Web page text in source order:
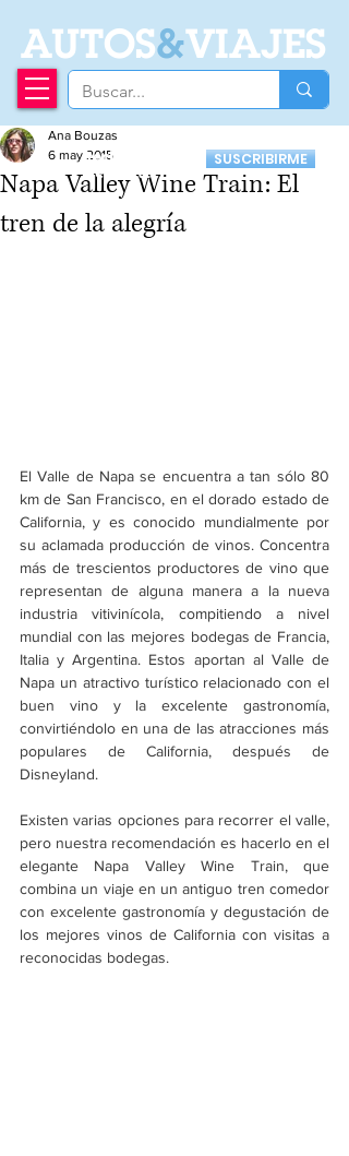
AUTOS&VIAJES
Recibí nuestro
Newsletter
SUSCRIBIRME
Napa Valley Wine Train: El
tren de la alegría
Ana Bouzas
6 may 2015
El Valle de Napa se encuentra a tan sólo 80
km de San Francisco, en el dorado estado de
California, y es conocido mundialmente por
su aclamada producción de vinos. Concentra
más de trescientos productores de vino que
representan de alguna manera a la nueva
industria vitivinícola, compitiendo a nivel
mundial con las mejores bodegas de Francia,
Italia y Argentina. Estos aportan al Valle de
Napa un atractivo turístico relacionado con el
buen vino y la excelente gastronomía,
convirtiéndolo en una de las atracciones más
populares de California, después de
Disneyland.
Existen varias opciones para recorrer el valle,
pero nuestra recomendación es hacerlo en el
elegante Napa Valley Wine Train, que
combina un viaje en un antiguo tren comedor
con excelente gastronomía y degustación de
los mejores vinos de California con visitas a
reconocidas bodegas.